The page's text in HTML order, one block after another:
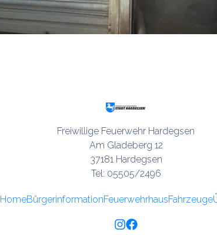
Freiwillige Feuerwehr Hardegsen
Am Gladeberg 12
37181 Hardegsen
Tel: 05505/2496
HomeBürgerinformationFeuerwehrhausFahrzeuge